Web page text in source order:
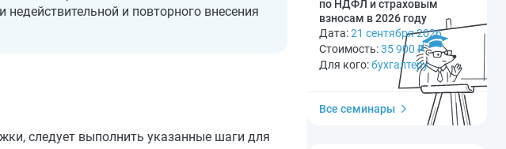
и повторного внесения
следует выполнить указанные шаги для
по НДФЛ и страховым
взносам в 2026 году
Дата:21 сентября 2026
Стоимость:35 900 ₽
Для кого:бухгалтеру
Все семинары